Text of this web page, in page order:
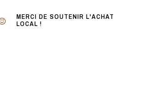
MERCI DE SOUTENIR L'ACHAT
LOCAL !